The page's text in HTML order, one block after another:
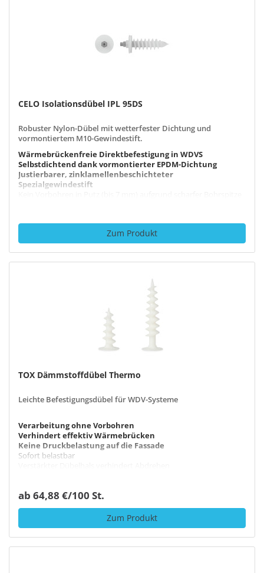
CELO Isolationsdübel IPL 95DS
Robuster Nylon-Dübel mit wetterfester Dichtung und
vormontiertem M10-Gewindestift.
Wärmebrückenfreie Direktbefestigung in WDVS
Selbstdichtend dank vormontierter EPDM-Dichtung
Justierbarer, zinklamellenbeschichteter
Spezialgewindestift
Zum Produkt
TOX Dämmstoffdübel Thermo
Leichte Befestigungsdübel für WDV-Systeme
Verarbeitung ohne Vorbohren
Verhindert effektiv Wärmebrücken
Keine Druckbelastung auf die Fassade
Sofort belastbar
ab 64,88 €/100 St.
Zum Produkt